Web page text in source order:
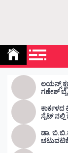
Kunda
ಲಯನ್ಸ್
ಗಣೇಶ್
ಸೈಟ್
ಡಾ.